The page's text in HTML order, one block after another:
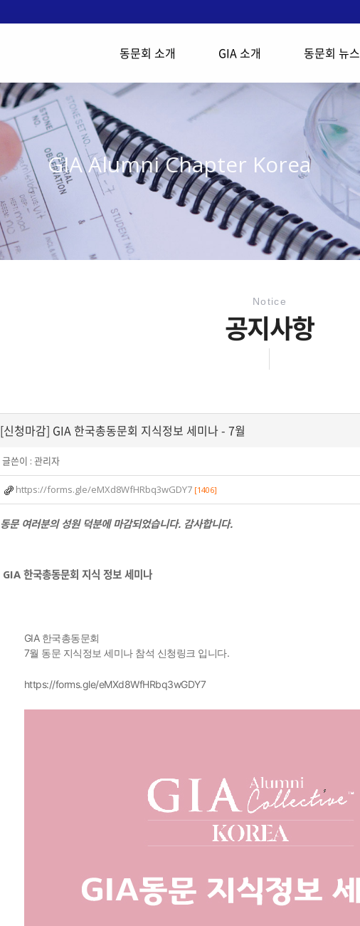
동문회 소개 GIA 소개 동문회 뉴스
GIA Alumni Chapter Korea
Notice
공지사항
[신청마감] GIA 한국총동문회 지식정보 세미나 - 7월
글쓴이 : 관리자
https://forms.gle/eMXd8WfHRbq3wGDY7 [1406]
동문 여러분의 성원 덕분에 마감되었습니다. 감사합니다.
GIA 한국총동문회 지식 정보 세미나
GIA 한국총동문회
7월 동문 지식정보 세미나 참석 신청링크 입니다.
https://forms.gle/eMXd8WfHRbq3wGDY7